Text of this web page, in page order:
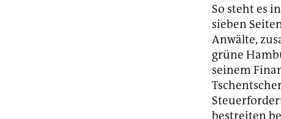
So steht es
sieben
Anwälte,
grüne
seinem
bestreiten